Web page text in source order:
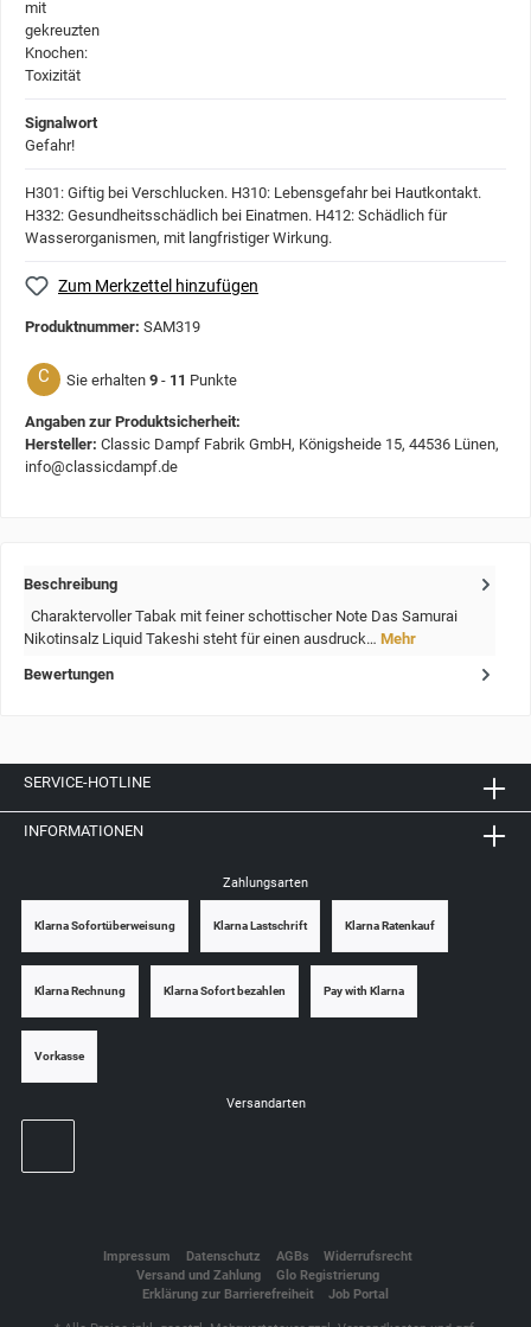
Signalwort
Gefahr!
H301: Giftig bei Verschlucken. H310: Lebensgefahr bei Hautkontakt.
H332: Gesundheitsschädlich bei Einatmen. H412: Schädlich für
Wasserorganismen, mit langfristiger Wirkung.
Zum Merkzettel hinzufügen
Produktnummer: SAM319
C Sie erhalten 9 - 11 Punkte
Angaben zur Produktsicherheit:
Hersteller: Classic Dampf Fabrik GmbH, Königsheide 15, 44536 Lünen,
info@classicdampf.de
Beschreibung
Charaktervoller Tabak mit feiner schottischer Note Das Samurai
Nikotinsalz Liquid Takeshi steht für einen ausdruck… Mehr
Bewertungen
SERVICE-HOTLINE
INFORMATIONEN
Zahlungsarten
Klarna Sofortüberweisung Klarna Lastschrift Klarna Ratenkauf
Klarna Rechnung Klarna Sofort bezahlen Pay with Klarna
Vorkasse
Versandarten
Impressum Datenschutz AGBs
Widerrufsrecht
Versand und Zahlung
Glo Registrierung
Erklärung zur Barrierefreiheit
Job Portal